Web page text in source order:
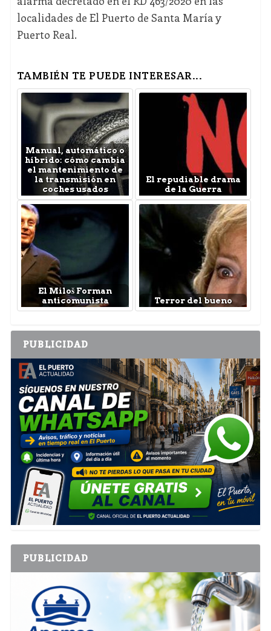
localidades de El Puerto de Santa María y
Puerto Real.
TAMBIÉN TE PUEDE INTERESAR...
Manual, automático o
híbrido: cómo cambia
el mantenimiento de
la transmisión en
coches usados
El repudiable drama
de la Guerra
El Miloš Forman
anticomunista
Terror del bueno
PUBLICIDAD
PUBLICIDAD